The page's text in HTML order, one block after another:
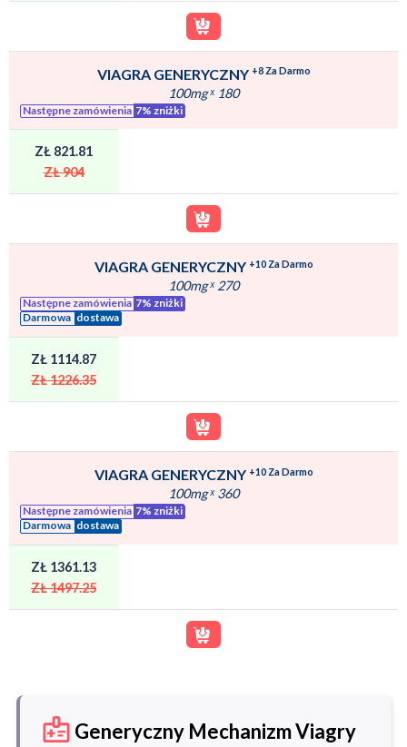
VIAGRA GENERYCZNY +8 Za Darmo
100mgˣ 180
Następne zamówienia 7% zniżki
ZŁ 821.81
ZŁ 904
VIAGRA GENERYCZNY +10 Za Darmo
100mgˣ270
Następne zamówienia 7% zniżki
Darmowa dostawa
ZŁ 1114.87
ZŁ 1226.35
VIAGRA GENERYCZNY +10 Za Darmo
100mgˣ360
Następne zamówienia 7% zniżki
Darmowa dostawa
ZŁ 1361.13
ZŁ 1497.25
Generyczny Mechanizm Viagry